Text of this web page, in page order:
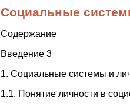
Социальные
Содержание
Введение 3
1. Социальные системы и
1.1. Понятие личности в